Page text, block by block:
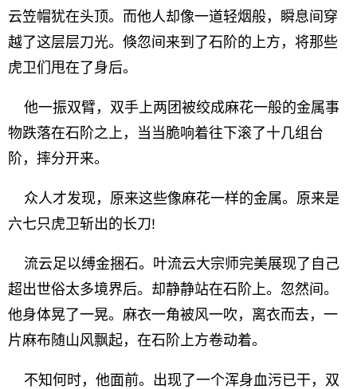
云笠帽犹在头顶。而他人却像一道轻烟般，瞬息间穿
越了这层层刀光。倏忽间来到了石阶的上方，将那些
虎卫们甩在了身后。
他一振双臂，双手上两团被绞成麻花一般的金属事
物跌落在石阶之上，当当脆响着往下滚了十几组台
阶，摔分开来。
众人才发现，原来这些像麻花一样的金属。原来是
六七只虎卫斩出的长刀!
流云足以缚金捆石。叶流云大宗师完美展现了自己
超出世俗太多境界后。却静静站在石阶上。忽然间。
他身体晃了一晃。麻衣一角被风一吹，离衣而去，一
片麻布随山风飘起，在石阶上方卷动着。
不知何时，他面前。出现了一个浑身血污已干，双